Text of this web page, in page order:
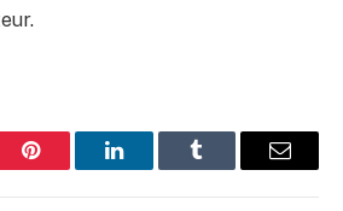
Pinterest LinkedInTumblr Email